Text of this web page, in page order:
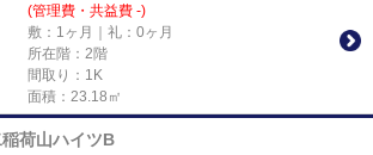
(管理費・共益費 -)
敷：1ヶ月｜礼：0ヶ月
所在階：2階
間取り：1K
面積：23.18㎡
荷山ハイツB